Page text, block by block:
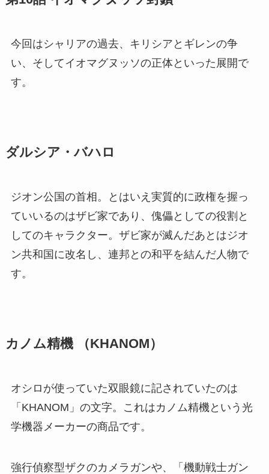
今回はシャリアの過去、キリシアとギレンの争
い、そしてイオマグヌッソの正体といった展開で
す。
ダルシア・バハロ
ジオン公国の首相。とはいえ実質的に政権を握っ
ていいるのはザビ家であり、傀儡としての役割と
してのキャラクター。ザビ家が滅んだあとはジオ
ン共和国に改名し、連邦との和平を結んだ人物で
す。
カノム精機 （KHANOM）
オシロが使っていた双眼鏡に記されていたのは
「KHANOM」の文字。これはカノム精機という光
学機器メーカーの商品です。
強行偵察型ザクのカメラガンや、「機動戦士ガン